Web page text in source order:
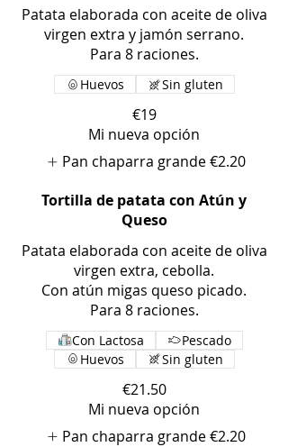
Patata elaborada con aceite de oliva
virgen extra y jamón serrano.
Para 8 raciones.
€19
Huevos Sin gluten
Mi nueva opción
Pan chaparra grande€2.20
Tortilla de patata con Atún y
Queso
Patata elaborada con aceite de oliva
virgen extra, cebolla.
Con atún migas queso picado.
Para 8 raciones.
€21.50
Con Lactosa
Pescado
Huevos
Sin gluten
Mi nueva opción
Pan chaparra grande€2.20